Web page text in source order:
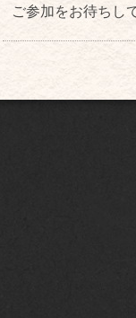
ご参加をお待ちし